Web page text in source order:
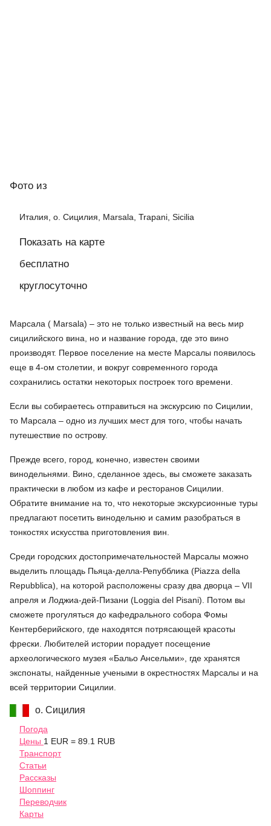
Фото из
Италия, о. Сицилия, Marsala, Trapani, Sicilia
Показать на карте
бесплатно
круглосуточно
Марсала ( Marsala) – это не только известный на весь мир
сицилийского вина, но и название города, где это вино
производят. Первое поселение на месте Марсалы появилось
еще в 4-ом столетии, и вокруг современного города
сохранились остатки некоторых построек того времени.
Если вы собираетесь отправиться на экскурсию по Сицилии,
то Марсала – одно из лучших мест для того, чтобы начать
путешествие по острову.
Прежде всего, город, конечно, известен своими
винодельнями. Вино, сделанное здесь, вы сможете заказать
практически в любом из кафе и ресторанов Сицилии.
Обратите внимание на то, что некоторые экскурсионные туры
предлагают посетить винодельню и самим разобраться в
тонкостях искусства приготовления вин.
Среди городских достопримечательностей Марсалы можно
выделить площадь Пьяца-делла-Репубблика (Piazza della
Repubblica), на которой расположены сразу два дворца – VII
апреля и Лоджиа-дей-Пизани (Loggia del Pisani). Потом вы
сможете прогуляться до кафедрального собора Фомы
Кентерберийского, где находятся потрясающей красоты
фрески. Любителей истории порадует посещение
археологического музея «Бальо Ансельми», где хранятся
экспонаты, найденные учеными в окрестностях Марсалы и на
всей территории Сицилии.
о. Сицилия
Погода
Цены 1 EUR = 89.1 RUB
Транспорт
Статьи
Рассказы
Шоппинг
Переводчик
Карты